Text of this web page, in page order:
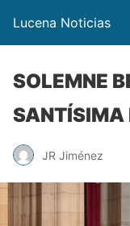
Lucena Noticias
SOLEMNE
SANTÍSIMA
JR Jiménez